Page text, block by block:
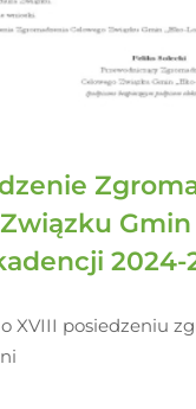
Gmin
2024-
XVIII posiedzeniu